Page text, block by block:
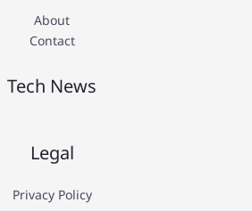
About
Contact
Tech News
Legal
Privacy Policy